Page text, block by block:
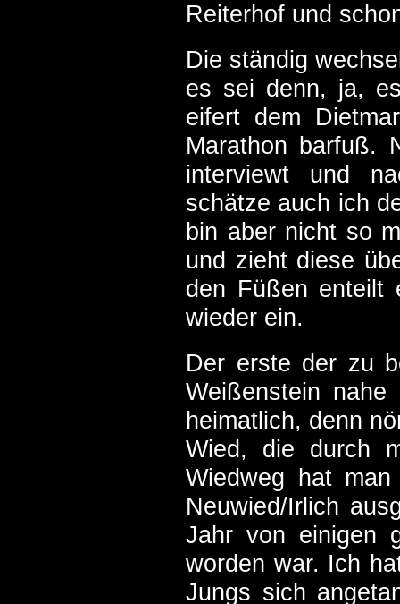
Reiterhof und
Die ständig
es sei denn, ja,
eifert dem
Marathon barfuß.
interviewt und
schätze auch ich
bin aber nicht so
und zieht diese
den Füßen enteilt
wieder ein.
Der erste der zu
Weißenstein
heimatlich, denn
Wied, die durch
Wiedweg hat
Neuwied/Irlich
Jahr von einigen
worden war. Ich
Jungs sich